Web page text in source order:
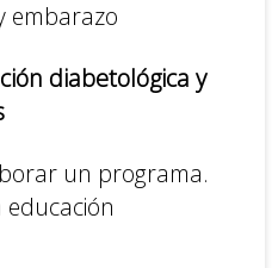
embarazo
diabetológica y
un programa.
educación